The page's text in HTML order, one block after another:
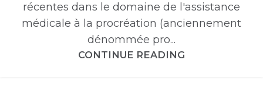
récentes dans le domaine de l'assistance
médicale à la procréation (anciennement
dénommée pro...
CONTINUE READING